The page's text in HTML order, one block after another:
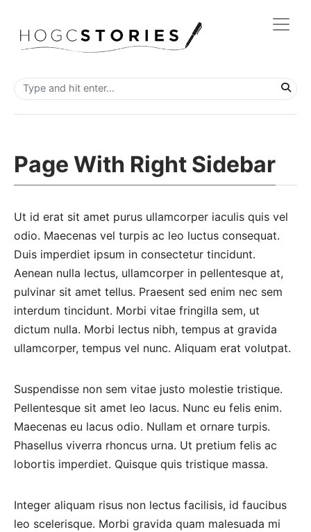
Page With Right Sidebar
Ut id erat sit amet purus ullamcorper iaculis quis vel
odio. Maecenas vel turpis ac leo luctus consequat.
Duis imperdiet ipsum in consectetur tincidunt.
Aenean nulla lectus, ullamcorper in pellentesque at,
pulvinar sit amet tellus. Praesent sed enim nec sem
interdum tincidunt. Morbi vitae fringilla sem, ut
dictum nulla. Morbi lectus nibh, tempus at gravida
ullamcorper, tempus vel nunc. Aliquam erat volutpat.
Suspendisse non sem vitae justo molestie tristique.
Pellentesque sit amet leo lacus. Nunc eu felis enim.
Maecenas eu lacus odio. Nullam et ornare turpis.
Phasellus viverra rhoncus urna. Ut pretium felis ac
lobortis imperdiet. Quisque quis tristique massa.
Integer aliquam risus non lectus facilisis, id faucibus
leo scelerisque. Morbi gravida quam malesuada mi